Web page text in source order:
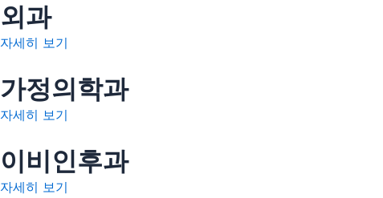
외과
자세히 보기
가정의학과
자세히 보기
이비인후과
자세히 보기